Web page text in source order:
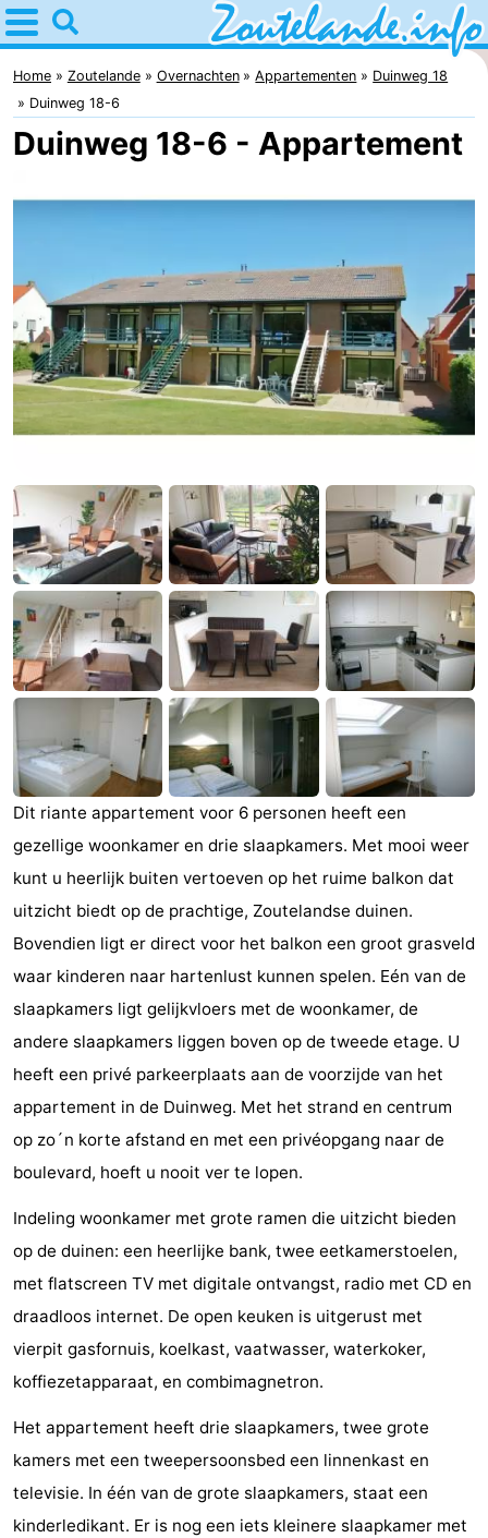
Home
Zoutelande
Tips
Langstraat
Webcam
Strand
Overnachten
Appartementen
(&
breakfasts)
Campings
Hotels
Vakantiehuizen
Last
minutes
Strand
Zien
&
doen
Bezienswaardigheden
-
Musea
-
Galeries
-
Monumenten
-
Kerken
-
Vuurtorens
-
Uitkijkpunten
Attracties
Speeltuinen
-
Bowlen
Wellness
Steden
Rondleidingen
Home Zoutelande Overnachten Appartementen
Duinweg 18
Duinweg 18-6
Duinweg 18-6 - Appartement
Dit riante appartement voor 6 personen heeft een
gezellige woonkamer en drie slaapkamers. Met mooi weer
kunt u heerlijk buiten vertoeven op het ruime balkon dat
uitzicht biedt op de prachtige, Zoutelandse duinen.
Bovendien ligt er direct voor het balkon een groot grasveld
waar kinderen naar hartenlust kunnen spelen. Eén van de
slaapkamers ligt gelijkvloers met de woonkamer, de
andere slaapkamers liggen boven op de tweede etage. U
heeft een privé parkeerplaats aan de voorzijde van het
appartement in de Duinweg. Met het strand en centrum
op zo´n korte afstand en met een privéopgang naar de
boulevard, hoeft u nooit ver te lopen.
Indeling woonkamer met grote ramen die uitzicht bieden
op de duinen: een heerlijke bank, twee eetkamerstoelen,
met flatscreen TV met digitale ontvangst, radio met CD en
draadloos internet. De open keuken is uitgerust met
vierpit gasfornuis, koelkast, vaatwasser, waterkoker,
koffiezetapparaat, en combimagnetron.
Het appartement heeft drie slaapkamers, twee grote
kamers met een tweepersoonsbed een linnenkast en
televisie. In één van de grote slaapkamers, staat een
kinderledikant. Er is nog een iets kleinere slaapkamer met